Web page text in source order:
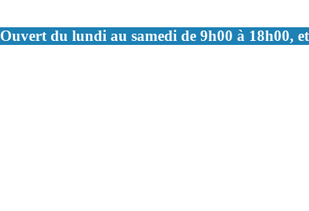
Ouvert du lundi au samedi de 9h00 à 18h00,